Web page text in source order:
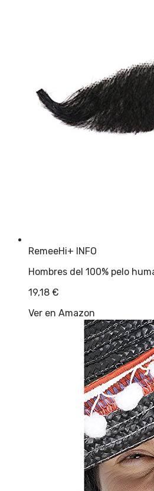
RemeeHi+ INFO
Hombres del 100% pelo
19,18 €
Ver en Amazon